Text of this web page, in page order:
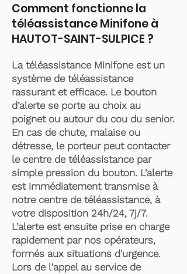
Comment fonctionne la
téléassistance Minifone à
HAUTOT-SAINT-SULPICE ?
La téléassistance Minifone est un
système de téléassistance
rassurant et efficace. Le bouton
d’alerte se porte au choix au
poignet ou autour du cou du senior.
En cas de chute, malaise ou
détresse, le porteur peut contacter
le centre de téléassistance par
simple pression du bouton. L'alerte
est immédiatement transmise à
notre centre de téléassistance, à
votre disposition 24h/24, 7j/7.
L’alerte est ensuite prise en charge
rapidement par nos opérateurs,
formés aux situations d'urgence.
Lors de l'appel au service de